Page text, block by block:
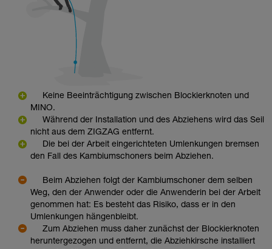
Keine Beeinträchtigung zwischen Blockierknoten und
MINO.
Während der Installation und des Abziehens wird das Seil
nicht aus dem ZIGZAG entfernt.
Die bei der Arbeit eingerichteten Umlenkungen bremsen
den Fall des Kambiumschoners beim Abziehen.
Beim Abziehen folgt der Kambiumschoner dem selben
Weg, den der Anwender oder die Anwenderin bei der Arbeit
genommen hat: Es besteht das Risiko, dass er in den
Umlenkungen hängenbleibt.
Zum Abziehen muss daher zunächst der Blockierknoten
heruntergezogen und entfernt, die Abziehkirsche installiert